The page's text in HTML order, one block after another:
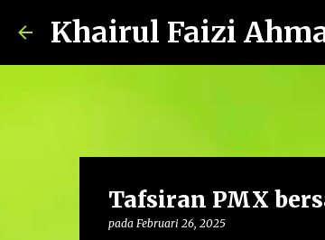
Khairul Faizi
Tafsiran PMX
pada Februari 26, 2025